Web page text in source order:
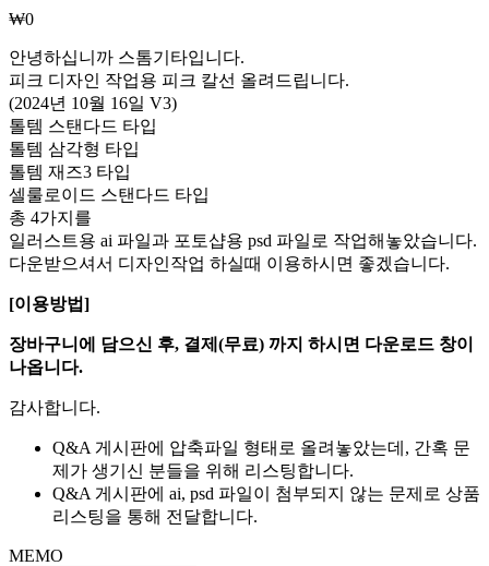
₩0
안녕하십니까 스톰기타입니다.
피크 디자인 작업용 피크 칼선 올려드립니다.
(2024년 10월 16일 V3)
톨템 스탠다드 타입
톨템 삼각형 타입
톨템 재즈3 타입
셀룰로이드 스탠다드 타입
총 4가지를
일러스트용 ai 파일과 포토샵용 psd 파일로 작업해놓았습니다.
다운받으셔서 디자인작업 하실때 이용하시면 좋겠습니다.
[이용방법]
장바구니에 담으신 후, 결제(무료) 까지 하시면 다운로드 창이
나옵니다.
감사합니다.
Q&A 게시판에 압축파일 형태로 올려놓았는데, 간혹 문
제가 생기신 분들을 위해 리스팅합니다.
Q&A 게시판에 ai, psd 파일이 첨부되지 않는 문제로 상품
리스팅을 통해 전달합니다.
MEMO